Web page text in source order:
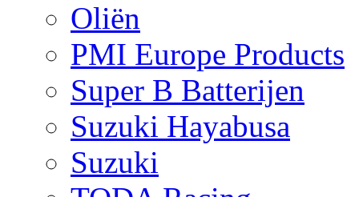
Oliën
PMI Europe Products
Super B Batterijen
Suzuki Hayabusa
Suzuki